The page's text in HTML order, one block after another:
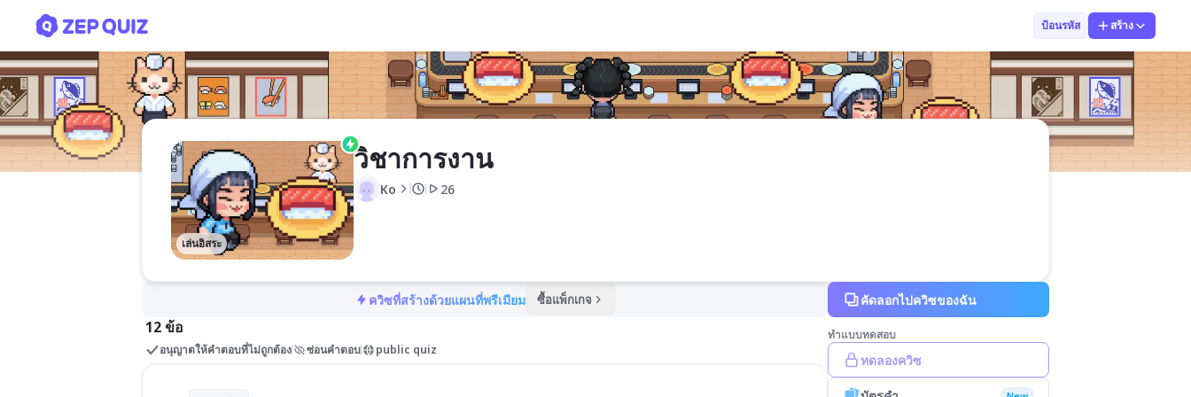
ป้อนรหัส สร้าง
เล่นอิสระ
วิชาการงาน
Ko 26
ควิซที่สร้างด้วยแผนที่พรีเมียม ซื้อแพ็กเกจ
12 ข้อ
อนุญาตให้คำตอบที่ไม่ถูกต้อง ซ่อนคำตอบ public quiz
คัดลอกไปควิซของฉัน
ทำแบบทดสอบ
ทดลองควิซ